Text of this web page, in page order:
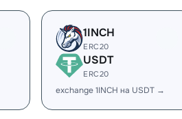
1INCH
ERC20
USDT
ERC20
exchange 1INCH на USDT →